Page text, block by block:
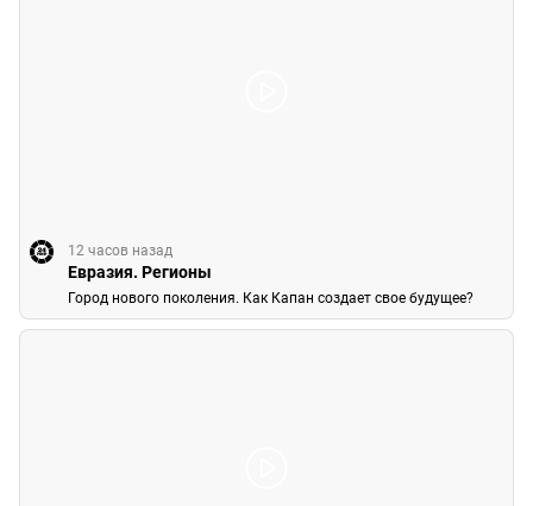
12 часов назад
Евразия. Регионы
Город нового поколения. Как Капан создает свое будущее?